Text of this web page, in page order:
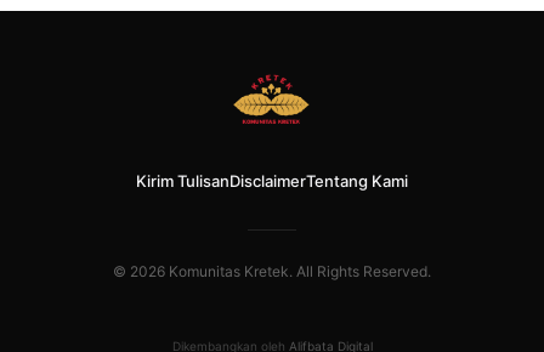
Kirim TulisanDisclaimerTentang Kami
© 2026 Komunitas Kretek. All Rights Reserved.
Dikembangkan oleh Alifbata Digital